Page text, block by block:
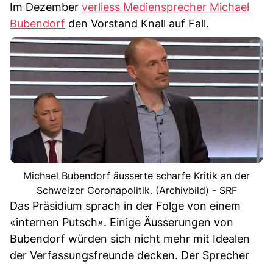
Im Dezember verliess Mediensprecher Michael
Bubendorf den Vorstand Knall auf Fall.
Michael Bubendorf äusserte scharfe Kritik an der
Schweizer Coronapolitik. (Archivbild) - SRF
Das Präsidium sprach in der Folge von einem
«internen Putsch». Einige Äusserungen von
Bubendorf würden sich nicht mehr mit Idealen
der Verfassungsfreunde decken. Der Sprecher